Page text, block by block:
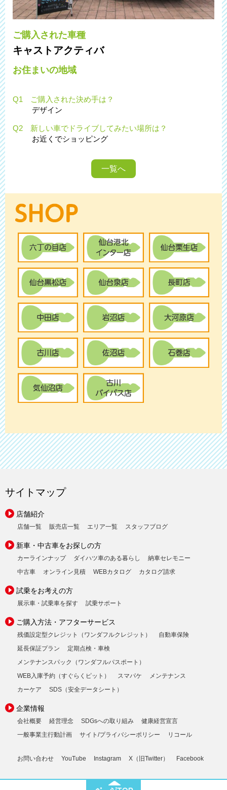
ご購入された車種
キャストアクティバ
お住まいの地域
Q1 ご購入された決め手は？
デザイン
Q2 新しい車でドライブしてみたい場所は？
お近くでショッピング
一覧へ
サイトマップ
店舗紹介
店舗一覧 販売店一覧 エリア一覧 スタッフブログ
新車・中古車をお探しの方
カーラインナップ ダイハツ車のある暮らし
納車セレモニー
中古車
オンライン見積 WEBカタログ カタログ請求
試乗をお考えの方
展示車・試乗車を探す 試乗サポート
ご購入方法・アフターサービス
残価設定型クレジット（ワンダフルクレジット）
自動車保険
延長保証プラン
定期点検・車検
メンテナンスパック（ワンダフルパスポート）
WEB入庫予約（すぐらくピット）
スマパケ
メンテナンス
カーケア
SDS（安全データシート）
企業情報
会社概要 経営理念 SDGsへの取り組み
健康経営宣言
一般事業主行動計画
サイト/プライバシーポリシー リコール
お問い合わせ YouTube Instagram X（旧Twitter） Facebook